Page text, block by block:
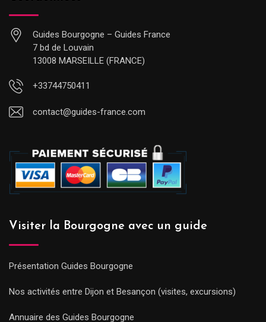
Guides Bourgogne – Guides France
7 bd de Louvain
13008 MARSEILLE (FRANCE)
+33744750411
contact@guides-france.com
Visiter la Bourgogne avec un guide
Présentation Guides Bourgogne
Nos activités entre Dijon et Besançon (visites, excursions)
Annuaire des Guides Bourgogne